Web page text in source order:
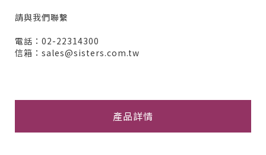
請與我們聯繫
電話：02-22314300
信箱：sales@sisters.com.tw
產品詳情